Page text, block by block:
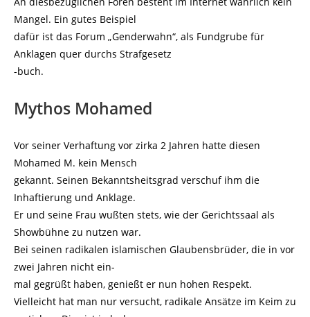
Mangel. Ein gutes Beispiel
dafür ist das Forum „Genderwahn“, als Fundgrube für
Anklagen quer durchs Strafgesetz
-buch.
Mythos Mohamed
Vor seiner Verhaftung vor zirka 2 Jahren hatte diesen
Mohamed M. kein Mensch
gekannt. Seinen Bekanntsheitsgrad verschuf ihm die
Inhaftierung und Anklage.
Er und seine Frau wußten stets, wie der Gerichtssaal als
Showbühne zu nutzen war.
Bei seinen radikalen islamischen Glaubensbrüder, die in vor
zwei Jahren nicht ein-
mal gegrüßt haben, genießt er nun hohen Respekt.
Vielleicht hat man nur versucht, radikale Ansätze im Keim zu